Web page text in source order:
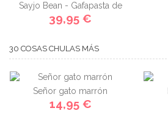
Sayjo Bean - Gafapasta de
azul
39,95 €
30 COSAS CHULAS MÁS
Señor gato marrón
14,95 €